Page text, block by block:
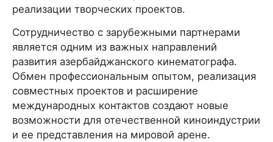
реализации творческих проектов.
Сотрудничество с зарубежными партнерами
является одним из важных направлений
развития азербайджанского кинематографа.
Обмен профессиональным опытом, реализация
совместных проектов и расширение
международных контактов создают новые
возможности для отечественной киноиндустрии
и ее представления на мировой арене.